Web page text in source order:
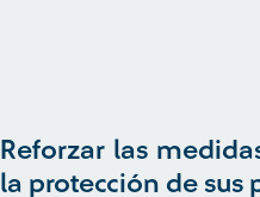
Reforzar las
la protección de sus